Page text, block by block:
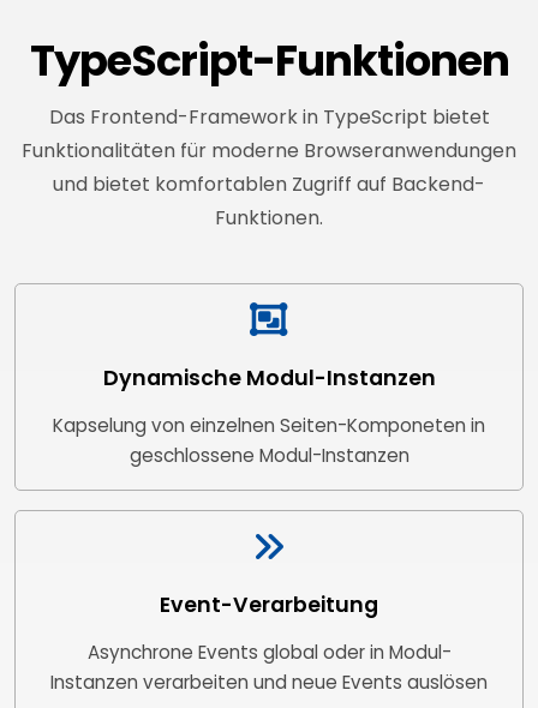
TypeScript-Funktionen
Das Frontend-Framework in TypeScript bietet
Funktionalitäten für moderne Browseranwendungen
und bietet komfortablen Zugriff auf Backend-
Funktionen.
Dynamische Modul-Instanzen
Kapselung von einzelnen Seiten-Komponeten in
geschlossene Modul-Instanzen
Event-Verarbeitung
Asynchrone Events global oder in Modul-
Instanzen verarbeiten und neue Events auslösen